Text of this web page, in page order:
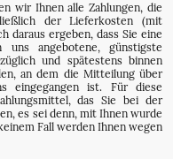
wir Ihnen alle Zahlungen, die
der Lieferkosten (mit
daraus ergeben, dass Sie eine
angebotene, günstigste
und spätestens binnen
an dem die Mitteilung über
eingegangen ist. Für diese
das Sie bei der
es sei denn, mit Ihnen wurde
Fall werden Ihnen wegen